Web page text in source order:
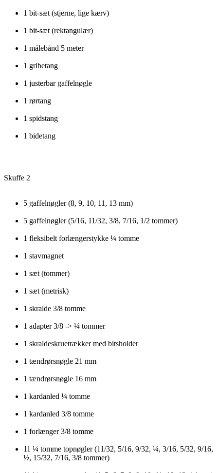
1 bit-sæt (stjerne, lige kærv)
1 bit-sæt (rektangulær)
1 målebånd 5 meter
1 gribetang
1 justerbar gaffelnøgle
1 rørtang
1 spidstang
1 bidetang
Skuffe 2
5 gaffelnøgler (8, 9, 10, 11, 13 mm)
5 gaffelnøgler (5/16, 11/32, 3/8, 7/16, 1/2 tommer)
1 fleksibelt forlængerstykke ¼ tomme
1 stavmagnet
1 sæt (tommer)
1 sæt (metrisk)
1 skralde 3/8 tomme
1 adapter 3/8 -> ¼ tommer
1 skraldeskruetrækker med bitsholder
1 tændrørsnøgle 21 mm
1 tændrørsnøgle 16 mm
1 kardanled ¼ tomme
1 kardanled 3/8 tomme
1 forlænger 3/8 tomme
11 ¼ tomme topnøgler (11/32, 5/16, 9/32, ¼, 3/16, 5/32, 9/16,
½, 15/32, 7/16, 3/8 tommer)